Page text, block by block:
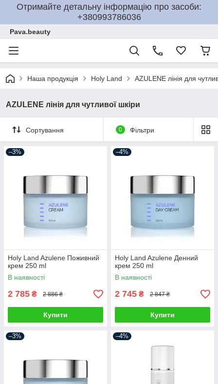
Отримайте детальну інформацію про засоби:
+380993786036
Pava.beauty
Наша продукція Holy Land AZULENE лінія для
AZULENE лінія для чутливої шкіри
Сортування 0 Фільтри
–3%
Holy Land Azulene Поживний
крем 250 ml
В наявності
2 785 ₴ 2 886 ₴
Купити
–4%
Holy Land Azulene Денний
крем 250 ml
В наявності
2 745 ₴ 2 847 ₴
Купити
–3% –4%